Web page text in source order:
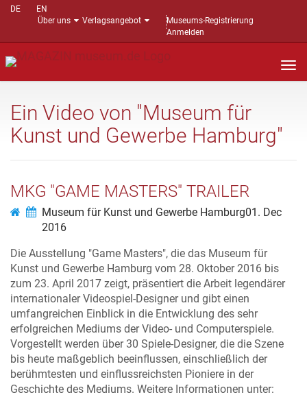
DE
EN
Über uns
Verlagsangebot
Museums-Registrierung
Anmelden
Ein Video von "Museum für
Kunst und Gewerbe Hamburg"
MKG "GAME MASTERS" TRAILER
Museum für Kunst und Gewerbe Hamburg01. Dec
2016
Die Ausstellung "Game Masters", die das Museum für
Kunst und Gewerbe Hamburg vom 28. Oktober 2016 bis
zum 23. April 2017 zeigt, präsentiert die Arbeit legendärer
internationaler Videospiel-Designer und gibt einen
umfangreichen Einblick in die Entwicklung des sehr
erfolgreichen Mediums der Video- und Computerspiele.
Vorgestellt werden über 30 Spiele-Designer, die die Szene
bis heute maßgeblich beeinflussen, einschließlich der
berühmtesten und einflussreichsten Pioniere in der
Geschichte des Mediums. Weitere Informationen unter: